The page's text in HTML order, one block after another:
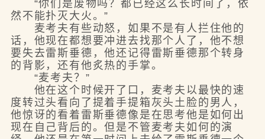
“你们是废物吗？都已经这么长时间了，依
然不能扑灭大火。”
麦考夫有些动怒，如果不是有人拦住他的
话，他现在都想要冲进去找那个人了，他不想
要失去雷斯垂德，他还记得雷斯垂德那个转身
的背影，还有他炙热的手掌。
“麦考夫？”
他在这个时候开了口，麦考夫以最快的速
度转过头看向了提着手提箱灰头土脸的男人，
他惊讶的看着雷斯垂德像是在思考他是如何出
现在自己背后的。但是不管麦考夫如何的演